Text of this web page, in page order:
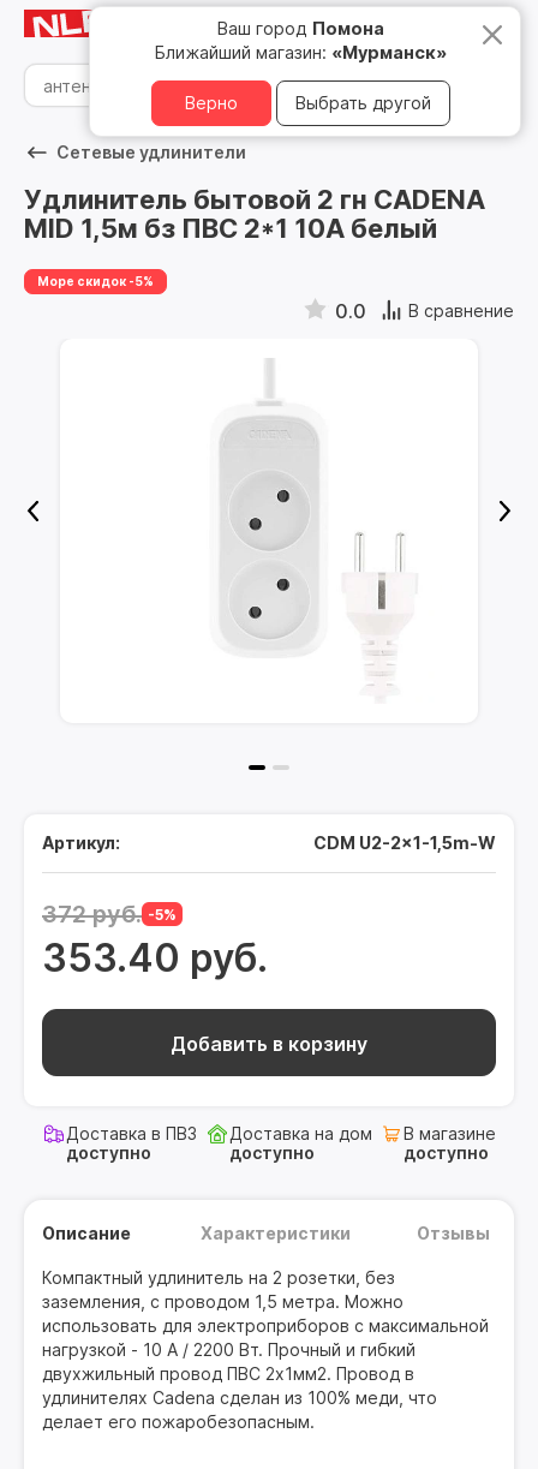
Мурманск
Ваш город Помона
Ближайший магазин: «Мурманск»
Верно Выбрать другой
8 800 500 05 15
Сетевые удлинители
Удлинитель бытовой 2 гн CADENA
MID 1,5м бз ПВС 2*1 10А белый
Море скидок -5%
0.0 В сравнение
Артикул: CDM U2-2x1-1,5m-W
372 руб. -5%
353.40 руб.
Добавить в корзину
Доставка в ПВЗ
доступно
Доставка на дом
доступно
В магазине
доступно
Описание
Компактный удлинитель на 2 розетки, без
заземления, с проводом 1,5 метра. Можно
использовать для электроприборов с максимальной
нагрузкой - 10 А / 2200 Вт. Прочный и гибкий
двухжильный провод ПВС 2x1мм2. Провод в
удлинителях Cadena сделан из 100% меди, что
делает его пожаробезопасным.
Характеристики Отзывы